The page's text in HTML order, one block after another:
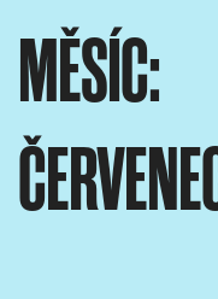
obsahu
portál Asociace českých
MĚSÍC: